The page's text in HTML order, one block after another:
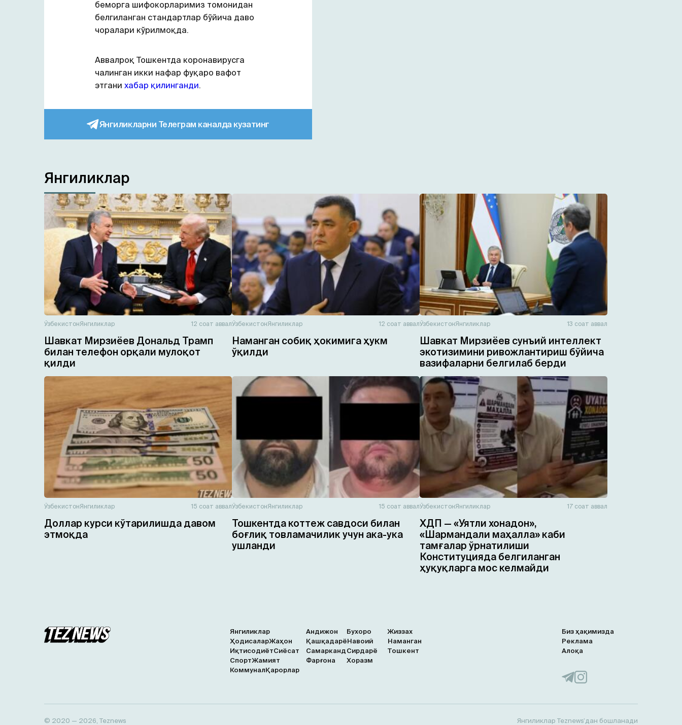
беморга шифокорларимиз томонидан
белгиланган стандартлар бўйича даво
чоралари кўрилмоқда.
Аввалроқ Тошкентда коронавирусга
чалинган икки нафар фуқаро вафот
этгани хабар қилинганди.
Янгиликларни Телеграм каналда кузатинг
Янгиликлар
ЎзбекистонЯнгиликлар 12 соат аввал
Шавкат Мирзиёев Дональд Трамп
билан телефон орқали мулоқот
қилди
ЎзбекистонЯнгиликлар 12 соат аввал
Наманган собиқ ҳокимига ҳукм
ўқилди
ЎзбекистонЯнгиликлар 13 соат аввал
Шавкат Мирзиёев сунъий интеллект
экотизимини ривожлантириш бўйича
вазифаларни белгилаб берди
ЎзбекистонЯнгиликлар 15 соат аввал
Доллар курси кўтарилишда давом
этмоқда
ЎзбекистонЯнгиликлар 15 соат аввал
Тошкентда коттеж савдоси билан
боғлиқ товламачилик учун ака-ука
ушланди
ЎзбекистонЯнгиликлар 17 соат аввал
ХДП — «Уятли хонадон»,
«Шармандали маҳалла» каби
тамғалар ўрнатилиши
Конституцияда белгиланган
ҳуқуқларга мос келмайди
Янгиликлар
ҲодисаларЖаҳон
ИқтисодиётСиёсат
СпортЖамият
КоммуналҚарорлар
Андижон Бухоро
Жиззах
ҚашқадарёНавоий
Наманган
Самарканд Сирдарё
Тошкент
Фарғона
Хоразм
Биз ҳақимизда
Реклама
Алоқа
© 2020 — 2026, Teznews Янгиликлар Teznews’дан бошланади